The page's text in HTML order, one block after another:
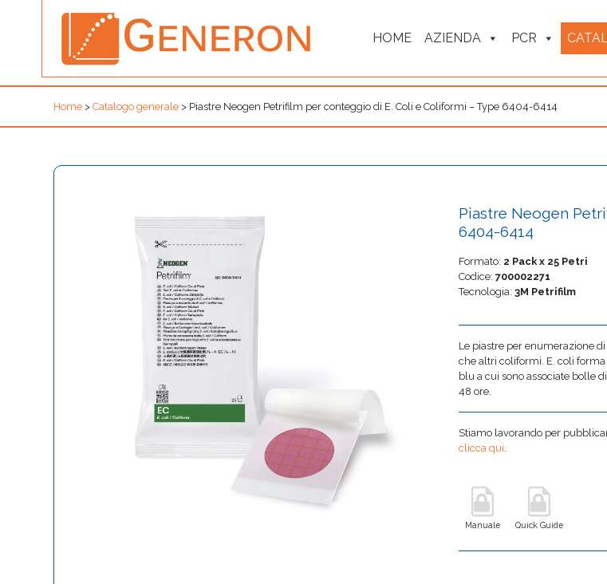
HOME AZIENDA PCR
Home > Catalogo generale > Piastre Neogen Petrifilm per conteggio di E. Coli e Coliformi – Type 6404-6414
Piastre Neogen
6404-6414
Formato: 2 Pack x 25 Petri
Codice:700002271
Tecnologia:3M Petrifilm
Le piastre per enumerazione
che altri coliformi. E. coli
blu a cui sono associate bolle
48 ore.
Stiamo lavorando per
clicca qui.
Manuale Quick Guide